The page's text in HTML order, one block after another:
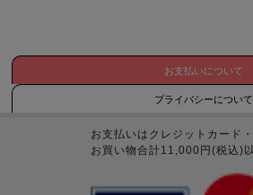
お支払いについて
プライバシーについて
お支払いはクレジットカード
お買い物合計11,000円(税込)